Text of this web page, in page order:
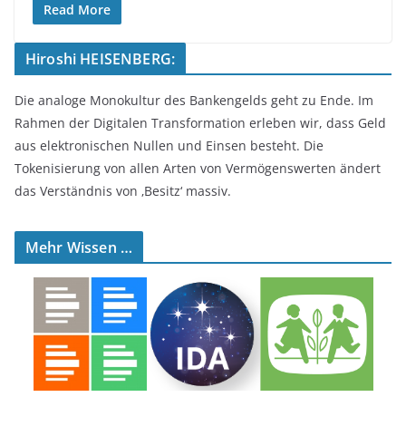
Read More
Hiroshi HEISENBERG:
Die analoge Monokultur des Bankengelds geht zu Ende. Im
Rahmen der Digitalen Transformation erleben wir, dass Geld
aus elektronischen Nullen und Einsen besteht. Die
Tokenisierung von allen Arten von Vermögenswerten ändert
das Verständnis von ‚Besitz‘ massiv.
Mehr Wissen …